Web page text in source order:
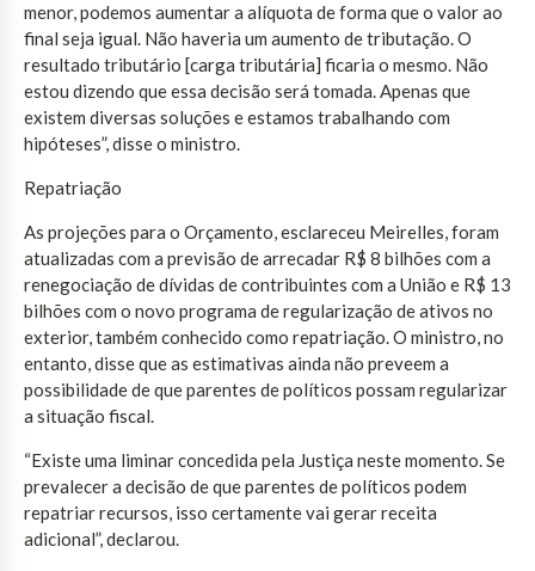
menor, podemos aumentar a alíquota de forma que o valor ao
final seja igual. Não haveria um aumento de tributação. O
resultado tributário [carga tributária] ficaria o mesmo. Não
estou dizendo que essa decisão será tomada. Apenas que
existem diversas soluções e estamos trabalhando com
hipóteses”, disse o ministro.
Repatriação
As projeções para o Orçamento, esclareceu Meirelles, foram
atualizadas com a previsão de arrecadar R$ 8 bilhões com a
renegociação de dívidas de contribuintes com a União e R$ 13
bilhões com o novo programa de regularização de ativos no
exterior, também conhecido como repatriação. O ministro, no
entanto, disse que as estimativas ainda não preveem a
possibilidade de que parentes de políticos possam regularizar
a situação fiscal.
“Existe uma liminar concedida pela Justiça neste momento. Se
prevalecer a decisão de que parentes de políticos podem
repatriar recursos, isso certamente vai gerar receita
adicional”, declarou.